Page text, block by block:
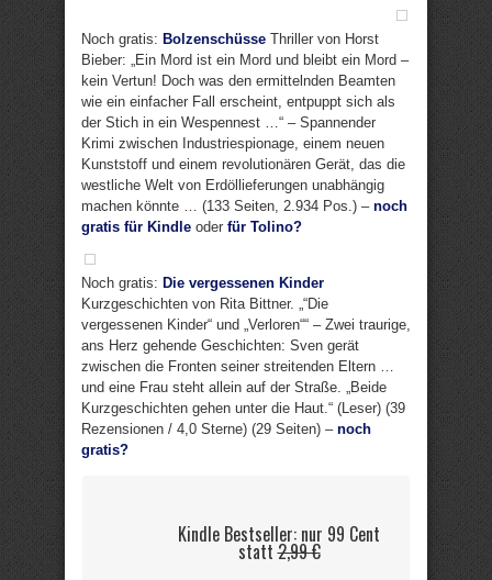
Noch gratis: Bolzenschüsse Thriller von Horst
Bieber: „Ein Mord ist ein Mord und bleibt ein Mord –
kein Vertun! Doch was den ermittelnden Beamten
wie ein einfacher Fall erscheint, entpuppt sich als
der Stich in ein Wespennest …“ – Spannender
Krimi zwischen Industriespionage, einem neuen
Kunststoff und einem revolutionären Gerät, das die
westliche Welt von Erdöllieferungen unabhängig
machen könnte … (133 Seiten, 2.934 Pos.) – noch
gratis für Kindle oder für Tolino?
Noch gratis: Die vergessenen Kinder
Kurzgeschichten von Rita Bittner. „“Die
vergessenen Kinder“ und „Verloren““ – Zwei traurige,
ans Herz gehende Geschichten: Sven gerät
zwischen die Fronten seiner streitenden Eltern …
und eine Frau steht allein auf der Straße. „Beide
Kurzgeschichten gehen unter die Haut.“ (Leser) (39
Rezensionen / 4,0 Sterne) (29 Seiten) – noch
gratis?
Kindle Bestseller: nur 99 Cent
statt2,99 €